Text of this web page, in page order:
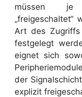
müssen je
Art des Zugriffs
festgelegt
eignet sich
der
explizit